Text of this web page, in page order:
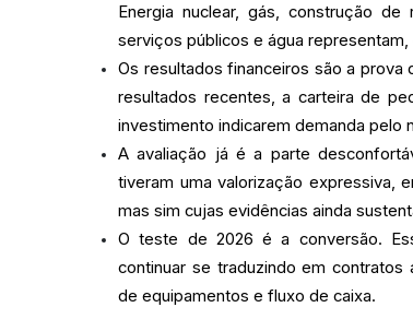
Energia nuclear, gás, construção
serviços públicos e água
Os resultados financeiros são a
resultados recentes, a carteira de
investimento indicarem demanda pelo
A avaliação já é a parte
tiveram uma valorização expressiva,
mas sim cujas evidências ainda
O teste de 2026 é a conversão.
continuar se traduzindo em
de equipamentos e fluxo de caixa.